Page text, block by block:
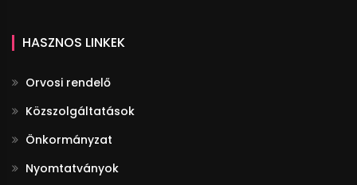
HASZNOS LINKEK
Orvosi rendelő
Közszolgáltatások
Önkormányzat
Nyomtatványok